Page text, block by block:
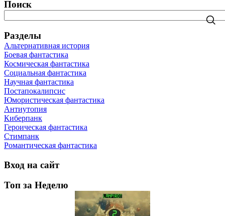
Поиск
Разделы
Альтернативная история
Боевая фантастика
Космическая фантастика
Социальная фантастика
Научная фантастика
Постапокалипсис
Юмористическая фантастика
Антиутопия
Киберпанк
Героическая фантастика
Стимпанк
Романтическая фантастика
Вход на сайт
Топ за Неделю